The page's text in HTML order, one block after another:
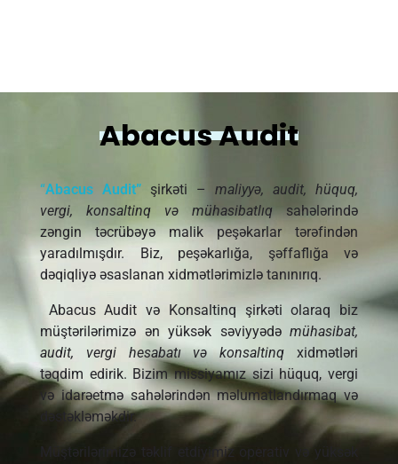
Abacus Audit
“Abacus Audit” şirkəti – maliyyə, audit, hüquq,
vergi, konsaltinq və mühasibatlıqsahələrində
zəngin təcrübəyə malik peşəkarlar tərəfindən
yaradılmışdır. Biz, peşəkarlığa, şəffaflığa və
dəqiqliyə əsaslanan xidmətlərimizlə tanınırıq.
Abacus Audit və Konsaltinq şirkəti olaraq biz
müştərilərimizə ən yüksək səviyyədə mühasibat,
audit, vergi hesabatı və konsaltinq xidmətləri
təqdim edirik. Bizim missiyamız sizi hüquq, vergi
və idarəetmə sahələrindən məlumatlandırmaq və
dəstəkləməkdir.
Müştərilərimizə təklif etdiyimiz operativ və yüksək